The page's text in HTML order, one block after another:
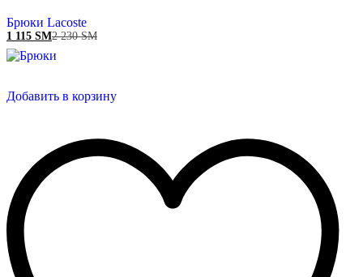
Брюки Lacoste
1 115 ЅМ2 230ЅМ
Добавить в корзину